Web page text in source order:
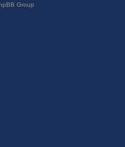
Group